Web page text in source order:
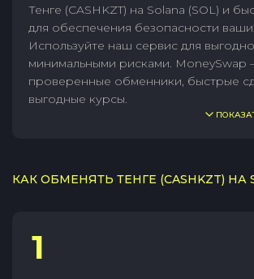
Тенге (CASHKZT) на Solana (SOL) и
для обеспечения безопасности
Используйте наш сервис для
минимальными рисками. MoneySwap
проверенные обменники, быстрые
выгодные курсы.
КАК ОБМЕНЯТЬ ТЕНГЕ (CASHKZT) НА
1